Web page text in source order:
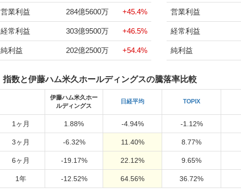
営業利益 284億5600万 +45.4%
経常利益 303億9500万 +46.5%
純利益 202億2500万 +54.4%
営業利益
経常利益
純利益
指数と伊藤ハム米久ホールディングスの騰落率比較
伊藤ハム米久ホー
ルディングス
日経平均 TOPIX
1ヶ月 1.88% -4.94% -1.12%
3ヶ月 -6.32% 11.40% 8.77%
6ヶ月 -19.17% 22.12% 9.65%
1年 -12.52% 64.56% 36.72%